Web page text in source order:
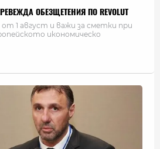
ОБЕЗЩЕТЕНИЯ ПО REVOLUT
1 август и важи за сметки при
икономическо